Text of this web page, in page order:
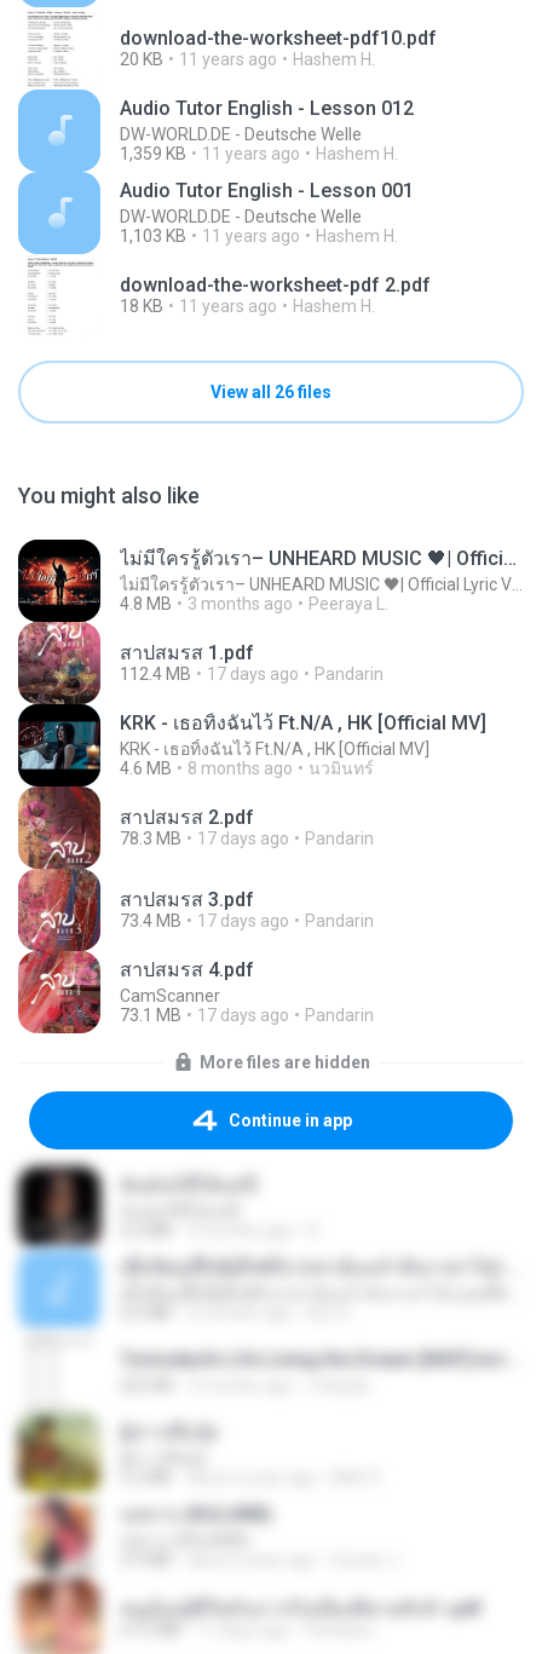
download-the-worksheet-pdf10.pdf
20 KB 11 years ago Hashem H.
Audio Tutor English - Lesson 012
DW-WORLD.DE - Deutsche Welle
1,359 KB
11 years ago Hashem H.
Audio Tutor English - Lesson 001
DW-WORLD.DE - Deutsche Welle
1,103 KB
11 years ago Hashem H.
download-the-worksheet-pdf 2.pdf
18 KB 11 years ago Hashem H.
View all 26 files
You might also like
ไม่มีใครรู้ตัวเรา– UNHEARD MUSIC 🖤| Official Lyric Video | เพลงสู้ชีวิต
4.8 MB
3 months ago Peeraya L.
สาปสมรส 1.pdf
112.4 MB 17 days ago Pandarin
KRK - เธอทิ้งฉันไว้ Ft.N/A , HK [Official MV]
KRK - เธอทิ้งฉันไว้ Ft.N/A , HK [Official MV]
4.6 MB
8 months ago นวมินทร์
สาปสมรส 2.pdf
78.3 MB 17 days ago Pandarin
สาปสมรส 3.pdf
73.4 MB 17 days ago Pandarin
สาปสมรส 4.pdf
CamScanner
73.1 MB
17 days ago Pandarin
More files are hidden
Continue in app
กุหลาบ (KULARB)
หนูน้อยสู้ชีวิตกับภารกิจเลี้ยงพี่ชายทั้งห้า.pdf